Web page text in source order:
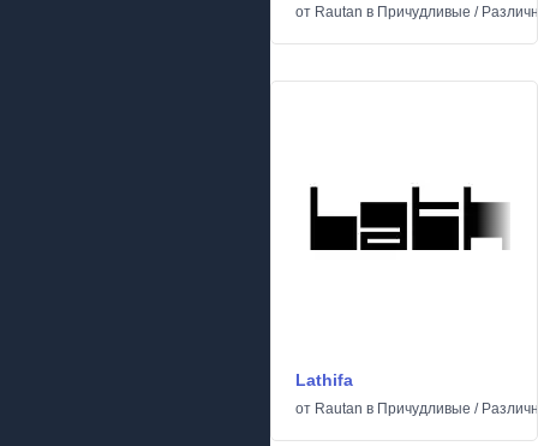
от Rautan в Причудливые /
Lathifa
от Rautan в Причудливые /